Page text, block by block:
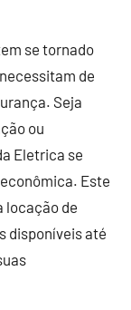
se tornado
de
Seja
ou
Eletrica se
Este
locação de
disponíveis até